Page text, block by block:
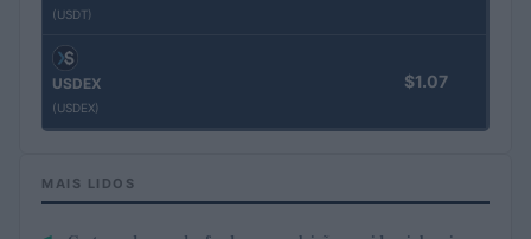
(USDT)
USDEX
(USDEX)
$1.07
MAIS LIDOS